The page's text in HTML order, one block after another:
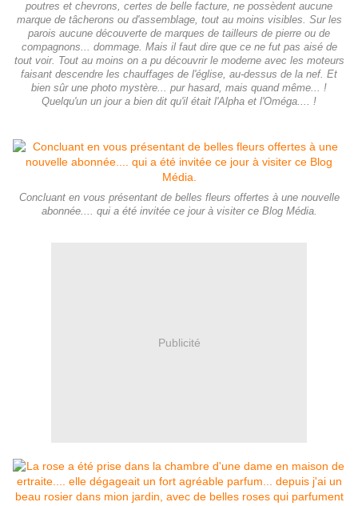
poutres et chevrons, certes de belle facture, ne possèdent aucune
marque de tâcherons ou d'assemblage, tout au moins visibles. Sur les
parois aucune découverte de marques de tailleurs de pierre ou de
compagnons... dommage. Mais il faut dire que ce ne fut pas aisé de
tout voir. Tout au moins on a pu découvrir le moderne avec les moteurs
faisant descendre les chauffages de l'église, au-dessus de la nef. Et
bien sûr une photo mystère... pur hasard, mais quand même... !
Quelqu'un un jour a bien dit qu'il était l'Alpha et l'Oméga.... !
Concluant en vous présentant de belles fleurs offertes à une nouvelle
abonnée.... qui a été invitée ce jour à visiter ce Blog Média.
Publicité